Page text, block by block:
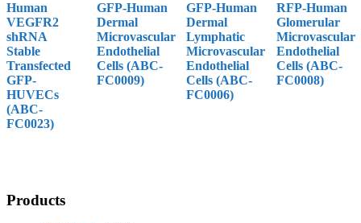
Human
VEGFR2
shRNA
Stable
Transfected
GFP-
HUVECs
(ABC-
FC0023)
GFP-Human
Dermal
Microvascular
Endothelial
Cells (ABC-
FC0009)
GFP-Human
Dermal
Lymphatic
Microvascular
Endothelial
Cells (ABC-
FC0006)
RFP-Human
Glomerular
Microvascular
Endothelial
Cells (ABC-
FC0008)
Products